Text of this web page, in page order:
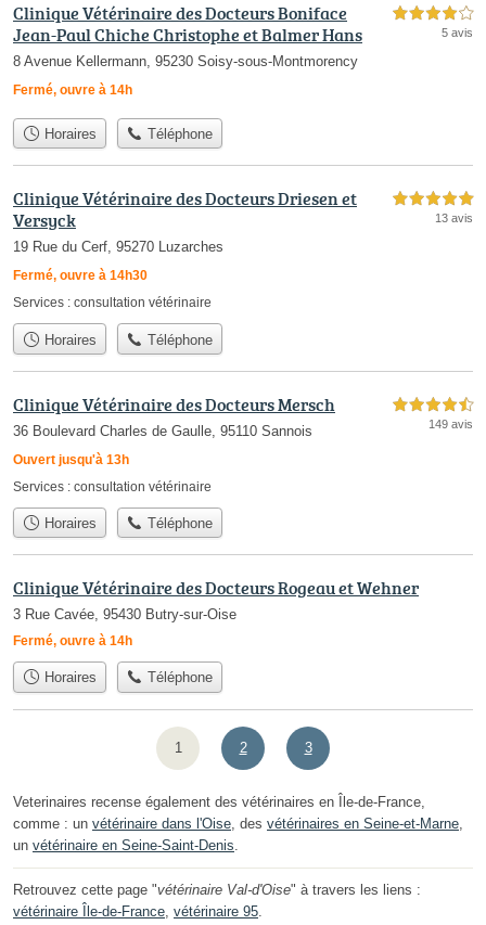
Clinique Vétérinaire des Docteurs Boniface
Jean-Paul Chiche Christophe et Balmer Hans
8 Avenue Kellermann, 95230 Soisy-sous-Montmorency
Fermé, ouvre à 14h
4,0 étoiles sur 5
5 avis
Horaires Téléphone
Clinique Vétérinaire des Docteurs Driesen et
Versyck
19 Rue du Cerf, 95270 Luzarches
Fermé, ouvre à 14h30
5,0 étoiles sur 5
13 avis
Services : consultation vétérinaire
Horaires Téléphone
Clinique Vétérinaire des Docteurs Mersch
36 Boulevard Charles de Gaulle, 95110 Sannois
Ouvert jusqu'à 13h
4,5 étoiles sur 5
149 avis
Services : consultation vétérinaire
Horaires Téléphone
Clinique Vétérinaire des Docteurs Rogeau et Wehner
3 Rue Cavée, 95430 Butry-sur-Oise
Fermé, ouvre à 14h
Horaires Téléphone
1 2 3
Veterinaires recense également des vétérinaires en Île-de-France,
comme : un vétérinaire dans l'Oise , des vétérinaires en Seine-et-Marne
un vétérinaire en Seine-Saint-Denis
Retrouvez cette page "vétérinaire Val-d'Oise" à travers les liens :
vétérinaire Île-de-France vétérinaire 95